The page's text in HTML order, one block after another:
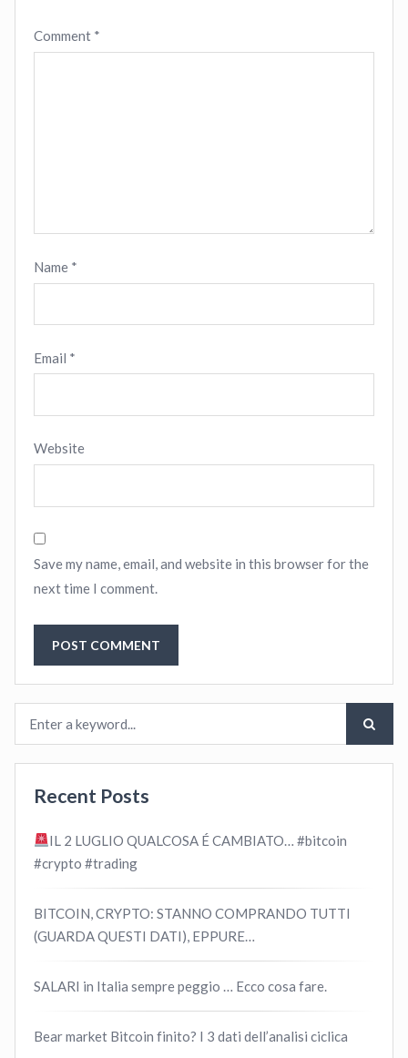
Comment *
Name *
Email *
Website
Save my name, email, and website in this browser for the
next time I comment.
Recent Posts
IL 2 LUGLIO QUALCOSA É CAMBIATO… #bitcoin
#crypto #trading
BITCOIN, CRYPTO: STANNO COMPRANDO TUTTI
(GUARDA QUESTI DATI), EPPURE…
SALARI in Italia sempre peggio … Ecco cosa fare.
Bear market Bitcoin finito? I 3 dati dell’analisi ciclica